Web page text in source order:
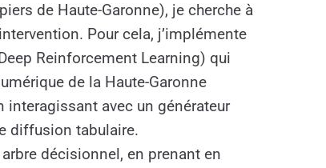
de Haute-Garonne), je cherche à
Pour cela, j’implémente
Reinforcement Learning) qui
de la Haute-Garonne
avec un générateur
diffusion tabulaire.
décisionnel, en prenant en